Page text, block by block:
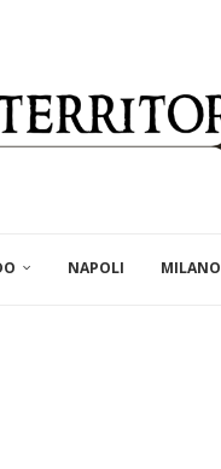
NAPOLI MILANO